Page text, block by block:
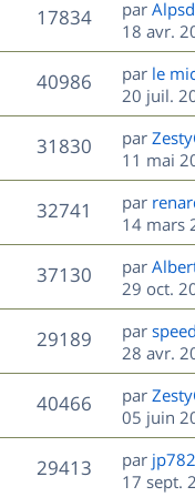
n
i
e
r
m
e
s
s
a
g
e
17834V
u
e
s
D
e
r
n
i
e
r
m
e
s
s
a
g
e
par
18 avr.
40986V
u
D
e
r
n
i
e
r
m
e
s
s
a
g
e
par le
20 juil.
31830V
u
s
D
e
r
n
i
e
r
m
e
s
s
a
g
e
par
11 mai
32741
u
s
D
e
r
n
i
e
r
m
e
s
s
a
g
e
par
14 mars
37130V
u
D
e
r
n
i
e
r
m
e
s
s
par
29 oct.
29189V
u
e
s
D
e
r
n
i
e
r
m
par
28 avr.
40466V
u
e
D
e
r
n
i
par
05 juin
29413V
D
e
par
17 sept.